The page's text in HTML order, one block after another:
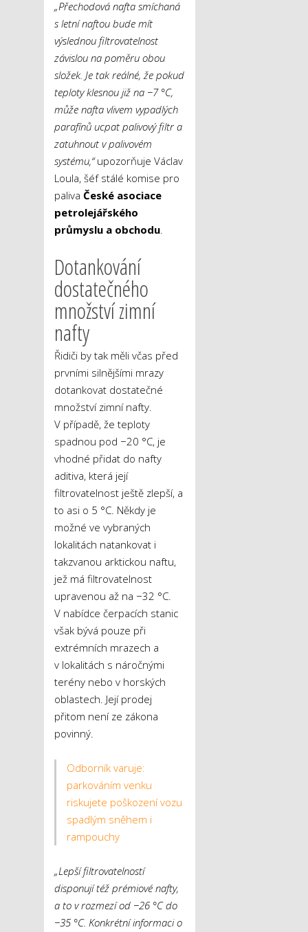
„Přechodová nafta smíchaná
s letní naftou bude mít
výslednou filtrovatelnost
závislou na poměru obou
složek. Je tak reálné, že pokud
teploty klesnou již na −7 °C,
může nafta vlivem vypadlých
parafínů ucpat palivový filtr a
zatuhnout v palivovém
systému,“upozorňuje Václav
Loula, šéf stálé komise pro
paliva České asociace
petrolejářského
průmyslu a obchodu.
Dotankování
dostatečného
množství zimní
nafty
Řidiči by tak měli včas před
prvními silnějšími mrazy
dotankovat dostatečné
množství zimní nafty.
V případě, že teploty
spadnou pod −20 °C, je
vhodné přidat do nafty
aditiva, která její
filtrovatelnost ještě zlepší, a
to asi o 5 °C. Někdy je
možné ve vybraných
lokalitách natankovat i
takzvanou arktickou naftu,
jež má filtrovatelnost
upravenou až na −32 °C.
V nabídce čerpacích stanic
však bývá pouze při
extrémních mrazech a
v lokalitách s náročnými
terény nebo v horských
oblastech. Její prodej
přitom není ze zákona
povinný.
Odborník varuje:
parkováním venku
riskujete poškození vozu
spadlým sněhem i
rampouchy
„Lepší filtrovatelností
disponují též prémiové nafty,
a to v rozmezí od −26 °C do
−35 °C. Konkrétní informaci o